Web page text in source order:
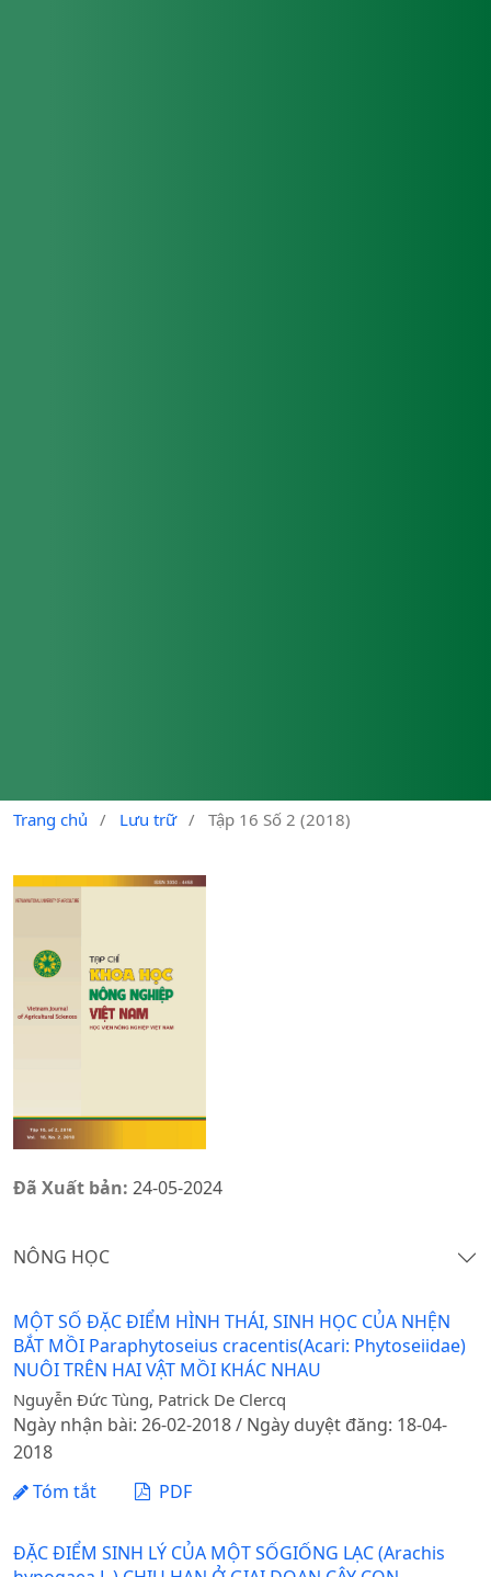
Trang chủ / Lưu trữ / Tập 16 Số 2 (2018)
Đã Xuất bản: 24-05-2024
NÔNG HỌC
MỘT SỐ ĐẶC ĐIỂM HÌNH THÁI, SINH HỌC CỦA NHỆN
BẮT MỒI Paraphytoseius cracentis(Acari: Phytoseiidae)
NUÔI TRÊN HAI VẬT MỒI KHÁC NHAU
Nguyễn Đức Tùng, Patrick De Clercq
Ngày nhận bài: 26-02-2018 / Ngày duyệt đăng: 18-04-
2018
Tóm tắt
PDF
ĐẶC ĐIỂM SINH LÝ CỦA MỘT SỐGIỐNG LẠC (Arachis